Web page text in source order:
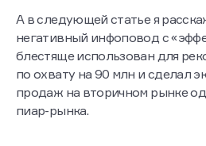
А в следующей статье я
негативный инфоповод с
блестяще использован для
по охвату на 90 млн и сделал
продаж на вторичном рынке
пиар-рынка.